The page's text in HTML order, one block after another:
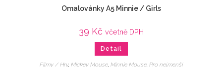
Omalovánky A5 Minnie / Girls
39 Kč včetně DPH
Detail
Filmy / Hry, Mickey Mouse, Minnie Mouse, Pro nejmenší